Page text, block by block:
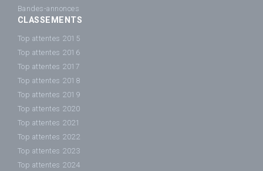
Bandes-annonces
CLASSEMENTS
Top attentes 2015
Top attentes 2016
Top attentes 2017
Top attentes 2018
Top attentes 2019
Top attentes 2020
Top attentes 2021
Top attentes 2022
Top attentes 2023
Top attentes 2024